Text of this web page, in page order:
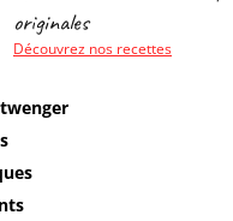
originales
Découvrez nos recettes